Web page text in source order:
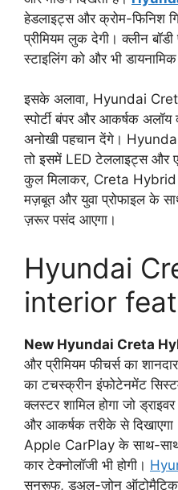
हेडलाइट्स और क्रोम-फिनिश
प्रीमियम लुक देगी। क्लीन
स्टाइलिंग को और भी डायनामिक
इसके अलावा, Hyundai
स्पोर्टी बंपर और आकर्षक
अनोखी पहचान देंगे।
तो इसमें LED टेललाइट्स और
कुल मिलाकर, Creta Hybrid
मज़बूत और युवा प्रोफाइल के
ज़रूर पसंद आएगा।
Hyundai
interior
New Hyundai Creta
और प्रीमियम फीचर्स का
का टचस्क्रीन इंफोटेनमेंट
क्लस्टर शामिल होगा जो
और आकर्षक तरीके से
Apple CarPlay के साथ-
कार टेक्नोलॉजी भी होगी।
सनरूफ, डुअल-ज़ोन ऑटोमैटिक